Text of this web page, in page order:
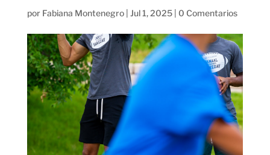
por Fabiana Montenegro| Jul 1, 2025| 0 Comentarios